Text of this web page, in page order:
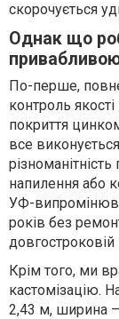
скорочується
Однак що
По-перше,
контроль
покриття
все
напилення або
УФ-
років без
довгостроковій
Крім того, ми
кастомізацію.
2,43 м, ширина